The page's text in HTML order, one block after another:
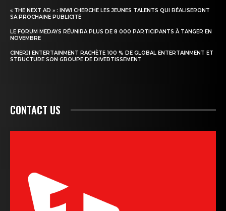
« THE NEXT AD » : INWI CHERCHE LES JEUNES TALENTS QUI RÉALISERONT
SA PROCHAINE PUBLICITÉ
LE FORUM MEDAYS RÉUNIRA PLUS DE 8 000 PARTICIPANTS À TANGER EN
NOVEMBRE
CINERJI ENTERTAINMENT RACHÈTE 100 % DE GLOBAL ENTERTAINMENT ET
STRUCTURE SON GROUPE DE DIVERTISSEMENT
CONTACT US